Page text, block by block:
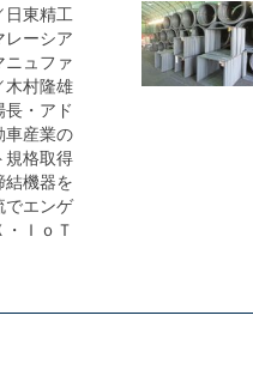
日東精工
ーシア
ニュファ
木村隆雄
・アド
車産業の
規格取得
結機器を
でエンゲ
ＩｏＴ